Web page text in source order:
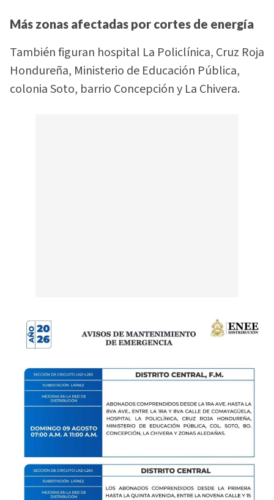
Más zonas afectadas por cortes de energía
También figuran hospital La Policlínica, Cruz Roja
Hondureña, Ministerio de Educación Pública,
colonia Soto, barrio Concepción y La Chivera.